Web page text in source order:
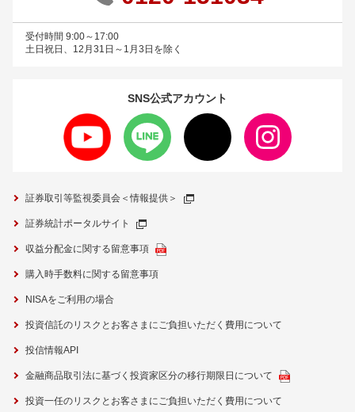
受付時間 9:00～17:00
土日祝日、12月31日～1月3日を除く
SNS公式アカウント
証券取引等監視委員会＜情報提供＞
証券統計ポータルサイト
収益分配金に関する留意事項
購入時手数料に関する留意事項
NISAをご利用の場合
投資信託のリスクとお客さまにご負担いただく費用について
投信情報API
金融商品取引法に基づく投資家区分の移行期限日について
投資一任のリスクとお客さまにご負担いただく費用について